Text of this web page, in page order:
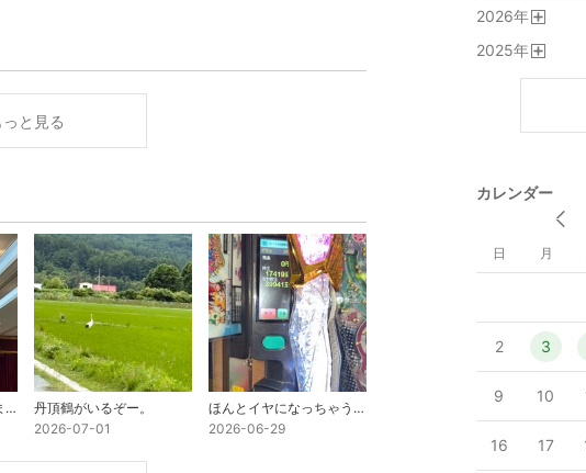
っと見る
夏のイベントが始まりました。
丹頂鶴がいるぞー。
2026-07-01
ほんとイヤになっちゃうわ。
2026-06-29
2026年
2025年
カレンダー
日 月
2 3
9 10
16 17